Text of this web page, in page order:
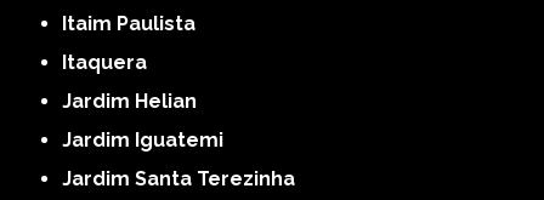
Itaim Paulista
Itaquera
Jardim Helian
Jardim Iguatemi
Jardim Santa Terezinha